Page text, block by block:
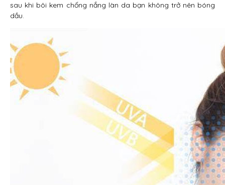
sau khi bôi kem chống nắng làn da bạn không trở nên bóng
dầu.